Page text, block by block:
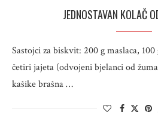
JEDNOSTAVAN KOLAČ
Sastojci za biskvit: 200 g maslaca,
četiri jajeta (odvojeni bjelanci od
kašike brašna …